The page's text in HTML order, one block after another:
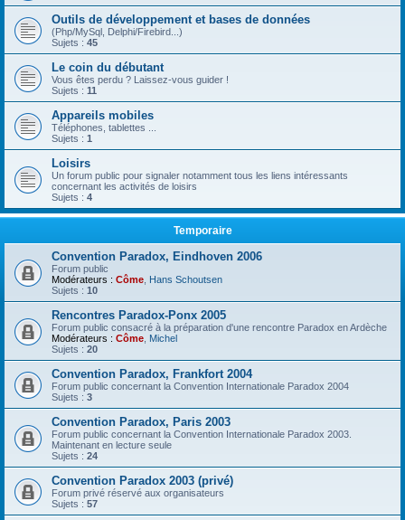
Outils de développement et bases de données
(Php/MySql, Delphi/Firebird...)
Sujets : 45
Le coin du débutant
Vous êtes perdu ? Laissez-vous guider !
Sujets : 11
Appareils mobiles
Téléphones, tablettes ...
Sujets : 1
Loisirs
Un forum public pour signaler notamment tous les liens intéressants
concernant les activités de loisirs
Sujets : 4
Temporaire
Convention Paradox, Eindhoven 2006
Forum public
Modérateurs : Côme Hans Schoutsen
Sujets : 10
Rencontres Paradox-Ponx 2005
Forum public consacré à la préparation d'une rencontre Paradox en Ardèche
Modérateurs : Côme Michel
Sujets : 20
Convention Paradox, Frankfort 2004
Forum public concernant la Convention Internationale Paradox 2004
Sujets : 3
Convention Paradox, Paris 2003
Forum public concernant la Convention Internationale Paradox 2003.
Maintenant en lecture seule
Sujets : 24
Convention Paradox 2003 (privé)
Forum privé réservé aux organisateurs
Sujets : 57